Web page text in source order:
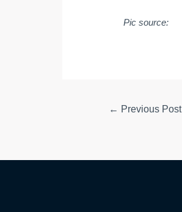
Pic source:
← Previous Post